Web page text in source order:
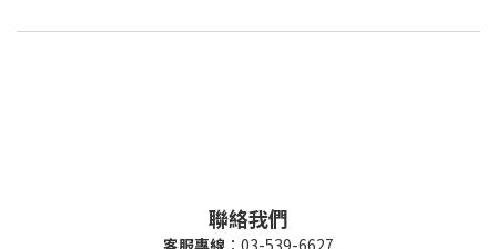
聯絡我們
客服專線 ：03-539-6627